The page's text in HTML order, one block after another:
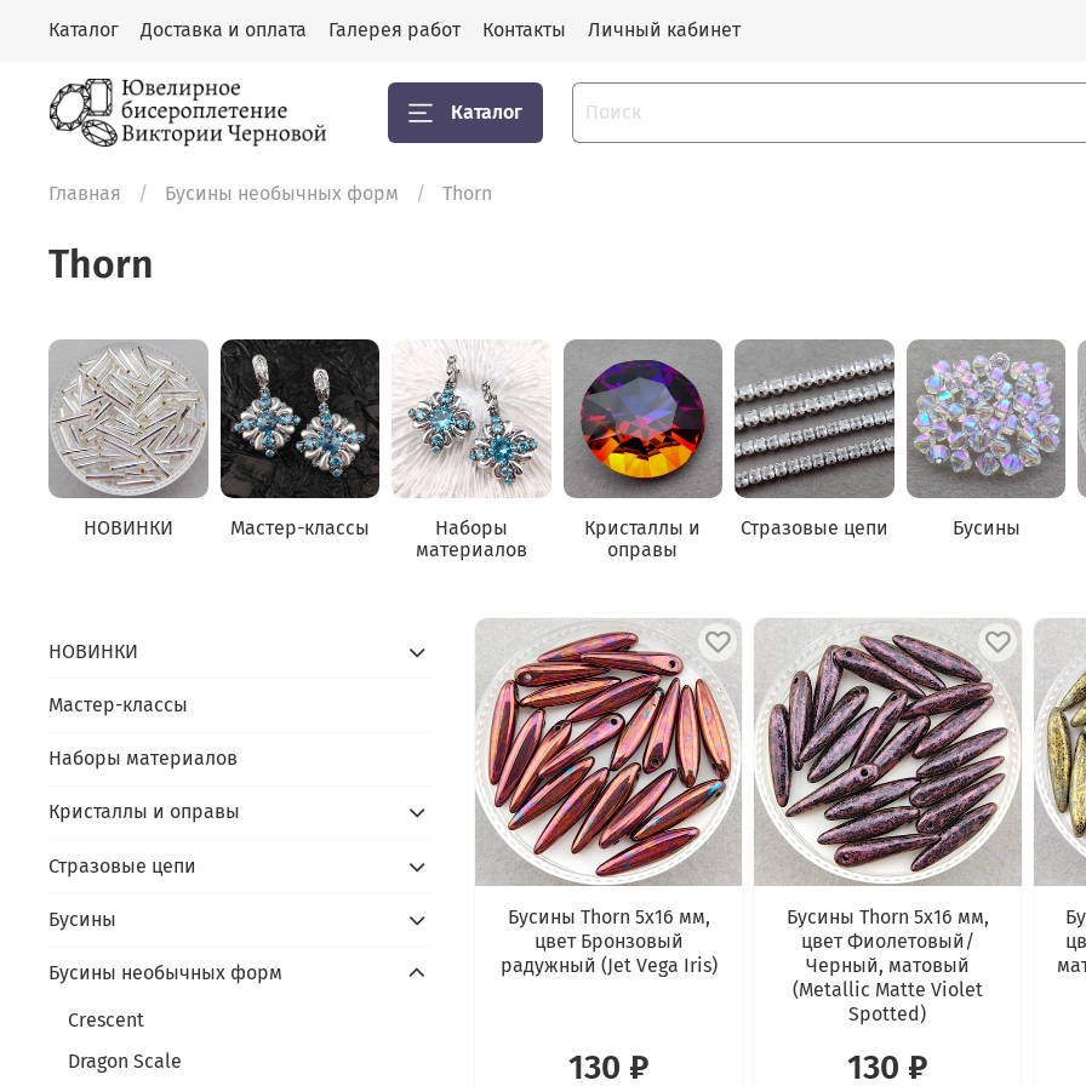
Каталог Доставка и оплата Галерея работ Контакты Личный кабинет
Каталог
Главная Бусины необычных форм Thorn
Thorn
НОВИНКИ Мастер-классы
Наборы
материалов
Кристаллы и
оправы
Стразовые цепи Бусины
Бусины Thorn 5x16 мм,
цвет Бронзовый
радужный (Jet Vega Iris)
130 ₽
Бусины Thorn 5x16 мм,
цвет Фиолетовый/
Черный, матовый
(Metallic Matte Violet
Spotted)
130 ₽
НОВИНКИ
Мастер-классы
Наборы материалов
Кристаллы и оправы
Стразовые цепи
Бусины
Бусины необычных форм
Crescent
Dragon Scale